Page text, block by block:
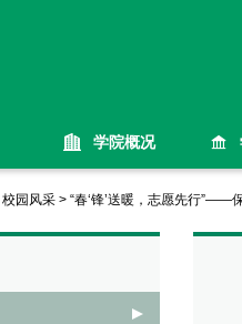
学院概况
校园风采 > “春‘锋’送暖，志愿先行”——